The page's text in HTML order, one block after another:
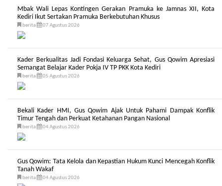
Mbak Wali Lepas Kontingen Gerakan Pramuka ke Jamnas XII, Kota
Kediri Ikut Sertakan Pramuka Berkebutuhan Khusus
berita 07 Agustus 2026
Kader Berkualitas Jadi Fondasi Keluarga Sehat, Gus Qowim Apresiasi
Semangat Belajar Kader Pokja IV TP PKK Kota Kediri
berita 05 Agustus 2026
Bekali Kader HMI, Gus Qowim Ajak Untuk Pahami Dampak Konflik
Timur Tengah dan Perkuat Ketahanan Pangan Nasional
berita 04 Agustus 2026
Gus Qowim: Tata Kelola dan Kepastian Hukum Kunci Mencegah Konflik
Tanah Wakaf
berita 04 Agustus 2026